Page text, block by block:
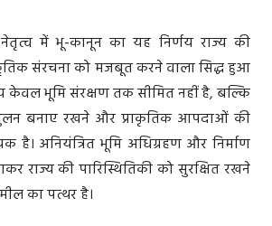
में भू-कानून का यह निर्णय राज्य की
संरचना को मजबूत करने वाला सिद्ध हुआ
केवल भूमि संरक्षण तक सीमित नहीं है, बल्कि
बनाए रखने और प्राकृतिक आपदाओं की
है। अनियंत्रित भूमि अधिग्रहण और निर्माण
राज्य की पारिस्थितिकी को सुरक्षित रखने
का पत्थर है।